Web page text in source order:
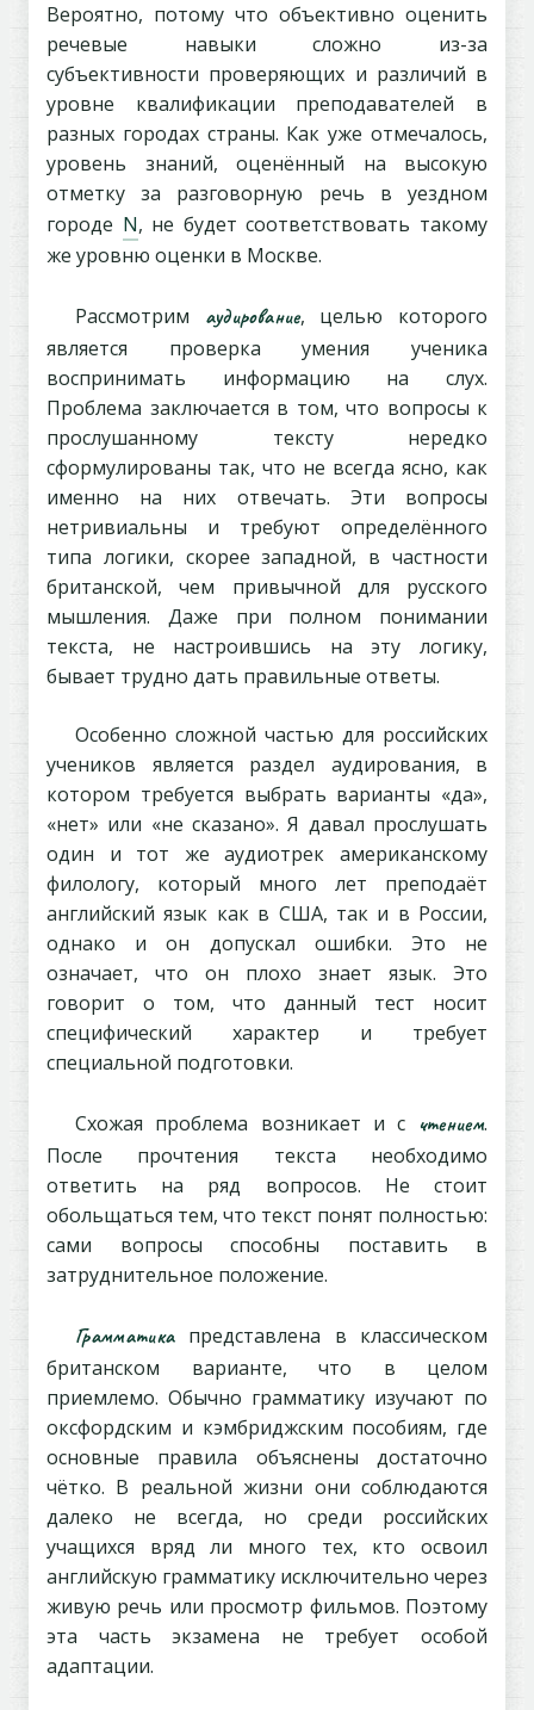
Вероятно, потому что объективно оценить
речевые навыки сложно из-за
субъективности проверяющих и различий в
уровне квалификации преподавателей в
разных городах страны. Как уже отмечалось,
уровень знаний, оценённый на высокую
отметку за разговорную речь в уездном
городе N, не будет соответствовать такому
же уровню оценки в Москве.
Рассмотрим аудирование, целью которого
является проверка умения ученика
воспринимать информацию на слух.
Проблема заключается в том, что вопросы к
прослушанному тексту нередко
сформулированы так, что не всегда ясно, как
именно на них отвечать. Эти вопросы
нетривиальны и требуют определённого
типа логики, скорее западной, в частности
британской, чем привычной для русского
мышления. Даже при полном понимании
текста, не настроившись на эту логику,
бывает трудно дать правильные ответы.
Особенно сложной частью для российских
учеников является раздел аудирования, в
котором требуется выбрать варианты «да»,
«нет» или «не сказано». Я давал прослушать
один и тот же аудиотрек американскому
филологу, который много лет преподаёт
английский язык как в США, так и в России,
однако и он допускал ошибки. Это не
означает, что он плохо знает язык. Это
говорит о том, что данный тест носит
специфический характер и требует
специальной подготовки.
Схожая проблема возникает и с чтением.
После прочтения текста необходимо
ответить на ряд вопросов. Не стоит
обольщаться тем, что текст понят полностью:
сами вопросы способны поставить в
затруднительное положение.
Грамматикапредставлена в классическом
британском варианте, что в целом
приемлемо. Обычно грамматику изучают по
оксфордским и кэмбриджским пособиям, где
основные правила объяснены достаточно
чётко. В реальной жизни они соблюдаются
далеко не всегда, но среди российских
учащихся вряд ли много тех, кто освоил
английскую грамматику исключительно через
живую речь или просмотр фильмов. Поэтому
эта часть экзамена не требует особой
адаптации.